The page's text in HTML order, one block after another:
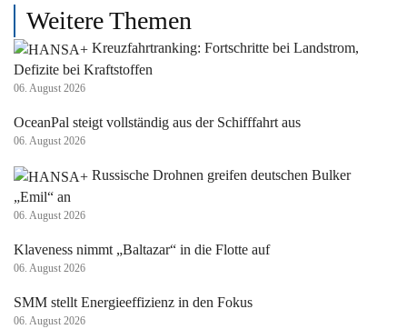
Weitere Themen
Kreuzfahrtranking: Fortschritte bei Landstrom,
Defizite bei Kraftstoffen
06. August 2026
OceanPal steigt vollständig aus der Schifffahrt aus
06. August 2026
Russische Drohnen greifen deutschen Bulker
„Emil“ an
06. August 2026
Klaveness nimmt „Baltazar“ in die Flotte auf
06. August 2026
SMM stellt Energieeffizienz in den Fokus
06. August 2026